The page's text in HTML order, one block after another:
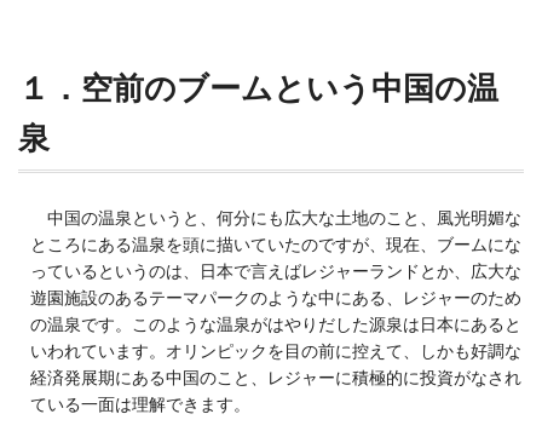
１．空前のブームという中国の温
泉
中国の温泉というと、何分にも広大な土地のこと、風光明媚な
ところにある温泉を頭に描いていたのですが、現在、ブームにな
っているというのは、日本で言えばレジャーランドとか、広大な
遊園施設のあるテーマパークのような中にある、レジャーのため
の温泉です。このような温泉がはやりだした源泉は日本にあると
いわれています。オリンピックを目の前に控えて、しかも好調な
経済発展期にある中国のこと、レジャーに積極的に投資がなされ
ている一面は理解できます。